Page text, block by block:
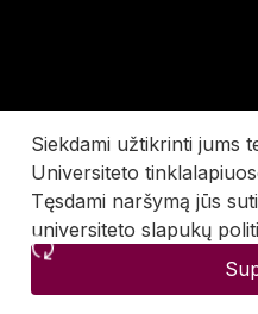
Siekdami užtikrinti jums
Universiteto
Tęsdami naršymą jūs
universiteto slapukų